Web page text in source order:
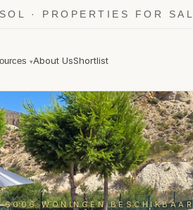
· PROPERTIES FOR
▾About UsShortlist
6006 WONINGEN